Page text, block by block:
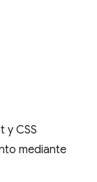
y CSS
mediante